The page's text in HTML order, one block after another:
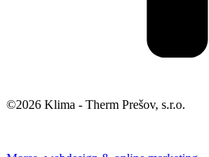
©2026 Klima - Therm Prešov, s.r.o.